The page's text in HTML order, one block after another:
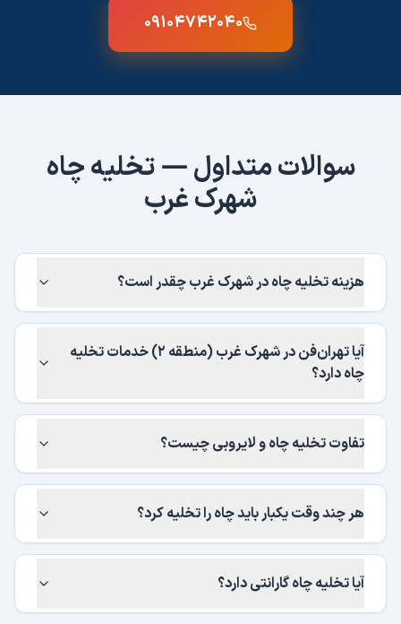
۰۹۱۰۴۷۴۲۰۴۰
سوالات متداول —تخلیه چاه
شهرک غرب
هزینه تخلیه چاه در شهرک غرب چقدر است؟
آیا تهران‌فن در شهرک غرب (منطقه ۲) خدمات تخلیه
چاه دارد؟
تفاوت تخلیه چاه و لایروبی چیست؟
هر چند وقت یکبار باید چاه را تخلیه کرد؟
آیا تخلیه چاه گارانتی دارد؟